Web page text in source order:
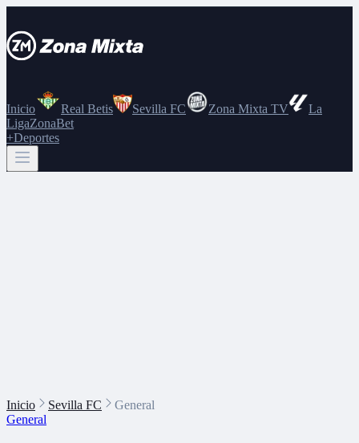
Inicio Real Betis Sevilla FC Zona Mixta TV
La
LigaZonaBet
+Deportes
Inicio Sevilla FC
General
General